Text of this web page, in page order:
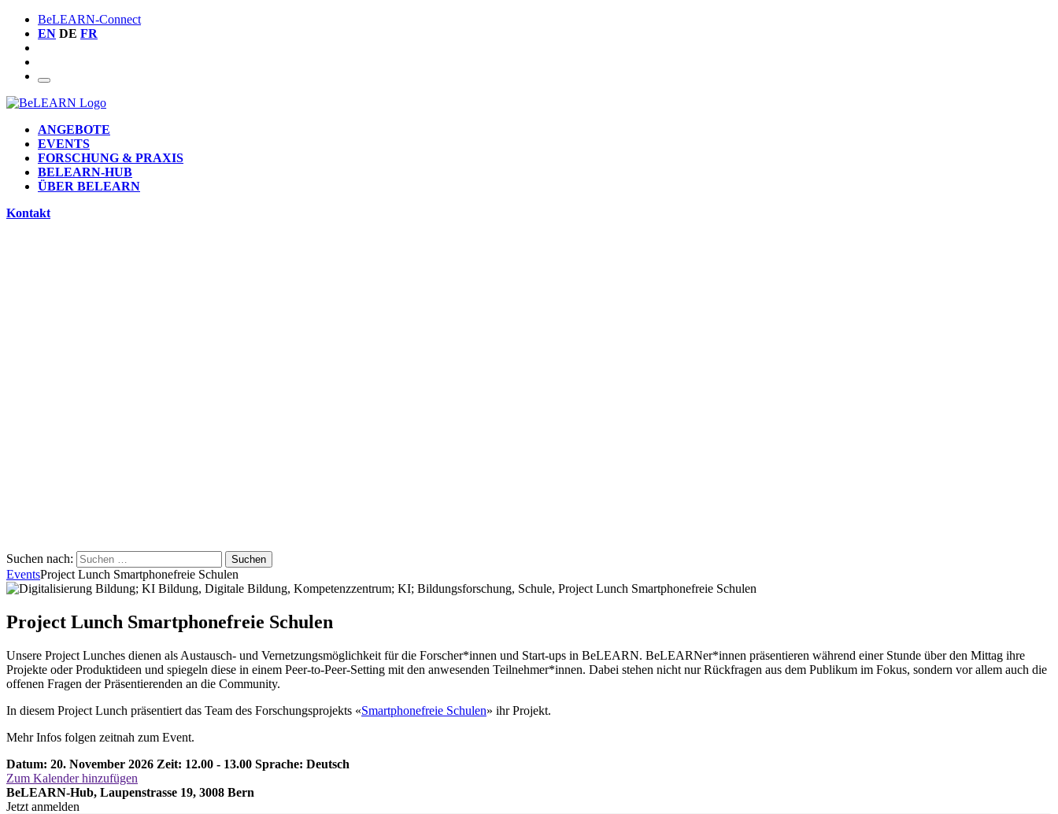
BeLEARN-Connect
EN DE FR
ANGEBOTE
EVENTS
FORSCHUNG & PRAXIS
BELEARN-HUB
ÜBER BELEARN
Kontakt
Suchen nach:
EventsProject Lunch Smartphonefreie Schulen
Project Lunch Smartphonefreie Schulen
Unsere Project Lunches dienen als Austausch- und Vernetzungsmöglichkeit für die Forscher*innen und Start-ups in BeLEARN. BeLEARNer*innen präsentieren während einer Stunde über den Mittag ihre
Projekte oder Produktideen und spiegeln diese in einem Peer-to-Peer-Setting mit den anwesenden Teilnehmer*innen. Dabei stehen nicht nur Rückfragen aus dem Publikum im Fokus, sondern vor allem auch die
offenen Fragen der Präsentierenden an die Community.
In diesem Project Lunch präsentiert das Team des Forschungsprojekts «Smartphonefreie Schulen» ihr Projekt.
Mehr Infos folgen zeitnah zum Event.
Datum: 20. November 2026 Zeit: 12.00 - 13.00 Sprache: Deutsch
Zum Kalender hinzufügen
BeLEARN-Hub, Laupenstrasse 19, 3008 Bern
Jetzt anmelden